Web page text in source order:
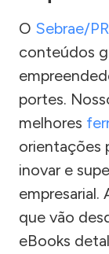
O Sebrae/PR
conteúdos
portes.
melhores
orientações
inovar e
empresarial.
que vão
eBooks